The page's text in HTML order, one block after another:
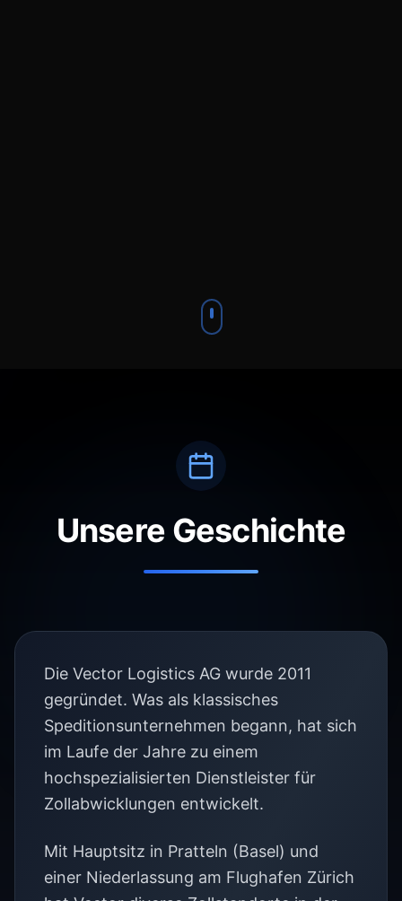
Unsere Geschichte
Die Vector Logistics AG wurde 2011
gegründet. Was als klassisches
Speditionsunternehmen begann, hat sich
im Laufe der Jahre zu einem
hochspezialisierten Dienstleister für
Zollabwicklungen entwickelt.
Mit Hauptsitz in Pratteln (Basel) und
einer Niederlassung am Flughafen Zürich